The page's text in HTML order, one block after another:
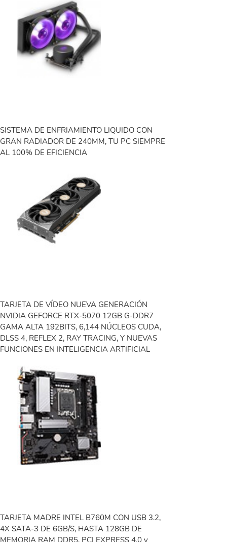
SISTEMA DE ENFRIAMIENTO LIQUIDO CON
GRAN RADIADOR DE 240MM, TU PC SIEMPRE
AL 100% DE EFICIENCIA
TARJETA DE VÍDEO NUEVA GENERACIÓN
NVIDIA GEFORCE RTX-5070 12GB G-DDR7
GAMA ALTA 192BITS, 6,144 NÚCLEOS CUDA,
DLSS 4, REFLEX 2, RAY TRACING, Y NUEVAS
FUNCIONES EN INTELIGENCIA ARTIFICIAL
TARJETA MADRE INTEL B760M CON USB 3.2,
4X SATA-3 DE 6GB/S, HASTA 128GB DE
MEMORIA RAM DDR5, PCI EXPRESS 4.0 y